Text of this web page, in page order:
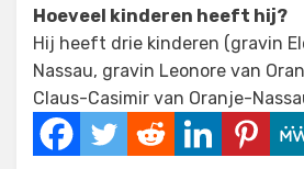
Hoeveel kinderen heeft hij?
Hij heeft drie kinderen (gravin
Nassau, gravin Leonore van
Claus-Casimir van Oranje-